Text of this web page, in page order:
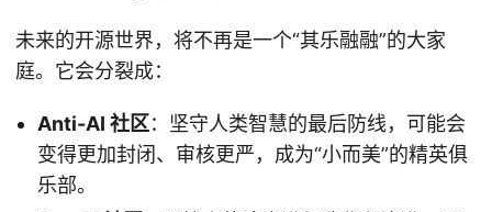
未来的开源世界，将不再是一个“其乐融融”的大家
庭。它会分裂成：
Anti-AI 社区：坚守人类智慧的最后防线，可能会
变得更加封闭、审核更严，成为“小而美”的精英俱
乐部。